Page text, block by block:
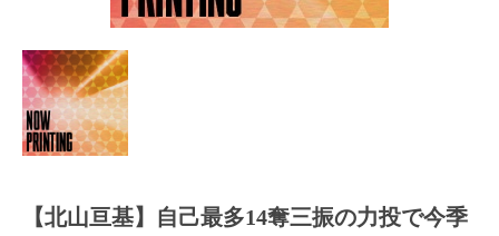
【北山亘基】自己最多14奪三振の力投で今季